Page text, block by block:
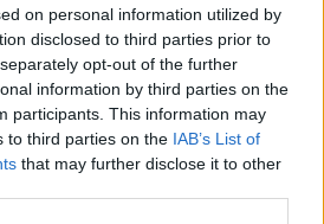
on personal information utilized by
disclosed to third parties prior to
opt-out of the further
information by third parties on the
participants. This information may
to third parties on the IAB’s List of
that may further disclose it to other
correu electrònic i el lloc web en
la propera vegada que comenti.